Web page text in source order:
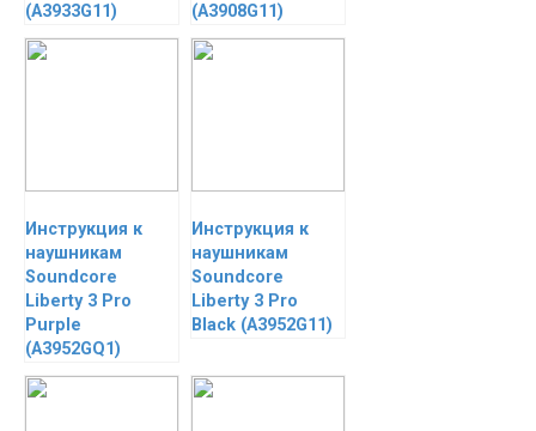
(A3933G11)
(A3908G11)
Инструкция к
наушникам
Soundcore
Liberty 3 Pro
Purple
(A3952GQ1)
Инструкция к
наушникам
Soundcore
Liberty 3 Pro
Black (A3952G11)